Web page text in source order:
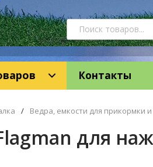
Контакты
/ Ведра, емкости для прикормки
для